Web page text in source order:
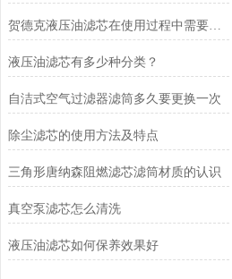
贺德克液压油滤芯在使用过程中需要定期更换吗？
液压油滤芯有多少种分类？
自洁式空气过滤器滤筒多久要更换一次
除尘滤芯的使用方法及特点
三角形唐纳森阻燃滤芯滤筒材质的认识
真空泵滤芯怎么清洗
液压油滤芯如何保养效果好